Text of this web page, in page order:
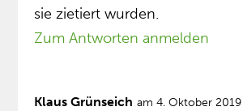
sie zietiert wurden.
Zum Antworten anmelden
Klaus Grünseich am 4. Oktober